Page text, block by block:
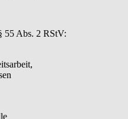
55 Abs. 2 RStV: